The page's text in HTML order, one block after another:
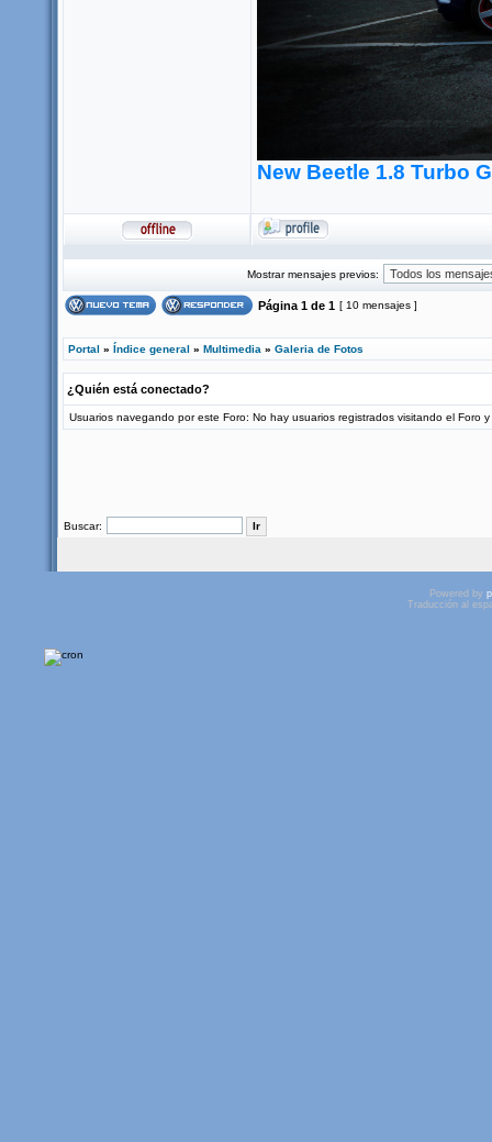
New Beetle 1.8 Turbo
Mostrar mensajes previos:
Página 1 de 1 [ 10 mensajes ]
Portal » Índice general » Multimedia » Galeria de Fotos
¿Quién está conectado?
Usuarios navegando por este Foro: No hay usuarios registrados visitando el Foro
Buscar:
Powered by
Traducción al